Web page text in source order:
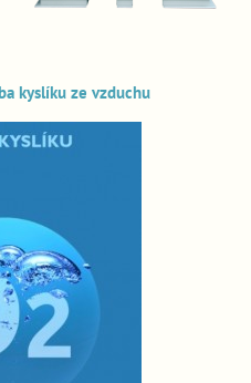
kyslíku ze vzduchu